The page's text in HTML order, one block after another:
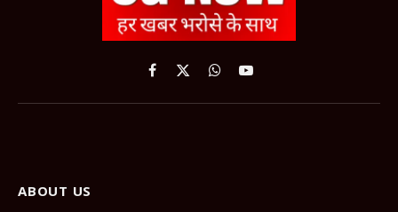
Facebook
X
WhatsApp
YouTube
ABOUT US